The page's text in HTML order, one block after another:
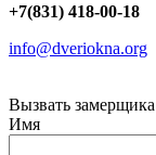
+7(831) 418-00-18
info@dveriokna.org
Вызвать замерщика
Имя